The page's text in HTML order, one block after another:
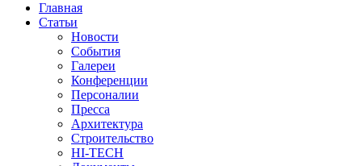
Главная
Статьи
Новости
События
Галереи
Конференции
Персоналии
Пресса
Архитектура
Строительство
HI-TECH